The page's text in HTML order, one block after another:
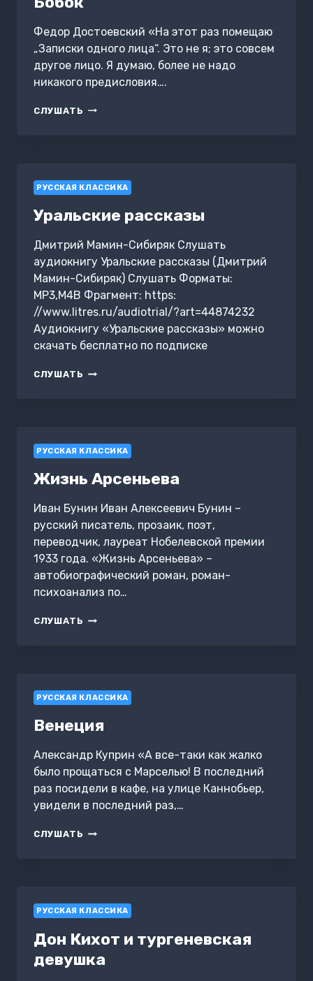
Федор Достоевский «На этот раз помещаю
„Записки одного лица“. Это не я; это совсем
другое лицо. Я думаю, более не надо
никакого предисловия….
СЛУШАТЬ БОБОК
РУССКАЯ КЛАССИКА
Уральские рассказы
Дмитрий Мамин-Сибиряк Слушать
аудиокнигу Уральские рассказы (Дмитрий
Мамин-Сибиряк) Слушать Форматы:
MP3,M4B Фрагмент: https:
//www.litres.ru/audiotrial/?art=44874232
Аудиокнигу «Уральские рассказы» можно
скачать бесплатно по подписке
СЛУШАТЬ УРАЛЬСКИЕ
РУССКАЯ КЛАССИКА
Жизнь Арсеньева
Иван Бунин Иван Алексеевич Бунин –
русский писатель, прозаик, поэт,
переводчик, лауреат Нобелевской премии
1933 года. «Жизнь Арсеньева» –
автобиографический роман, роман-
психоанализ по…
СЛУШАТЬ ЖИЗНЬ
РУССКАЯ КЛАССИКА
Венеция
Александр Куприн «А все-таки как жалко
было прощаться с Марселью! В последний
раз посидели в кафе, на улице Каннобьер,
увидели в последний раз,…
СЛУШАТЬ ВЕНЕЦИЯ
РУССКАЯ КЛАССИКА
Дон Кихот и тургеневская
девушка